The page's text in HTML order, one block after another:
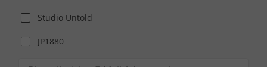
Studio Untold
JP1880